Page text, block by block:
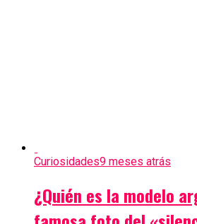
Curiosidades9 meses atrás
¿Quién es la modelo